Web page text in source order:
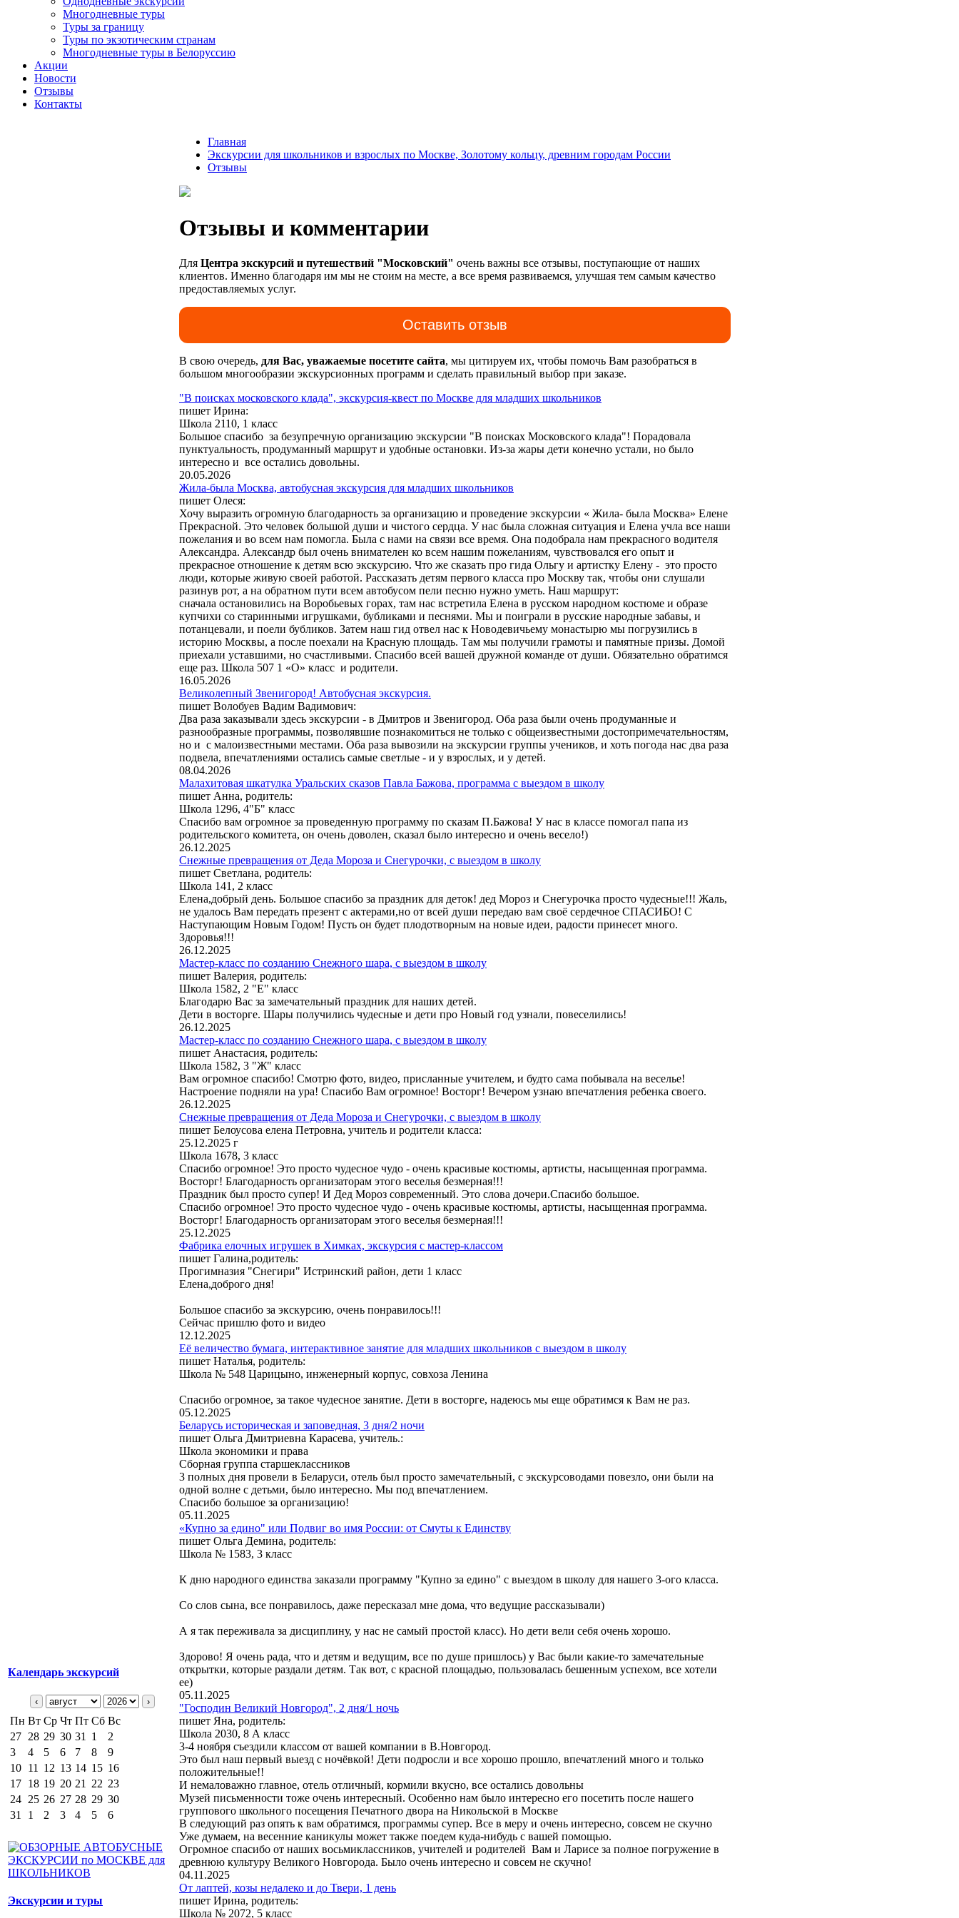
Многодневные туры
Туры за границу
Туры по экзотическим странам
Многодневные туры в Белоруссию
Акции
Новости
Отзывы
Контакты
Календарь экскурсий
‹ ›
Пн Вт Ср Чт Пт Сб Вс
27 28 29 30 31 1
2
3
4 5 6 7 8
9
10 11 12 13 14 15 16
17 18 19 20 21 22 23
24 25 26 27 28 29 30
31
1 2 3 4 5 6
Экскурсии и туры
Главная
Экскурсии для школьников и взрослых по Москве, Золотому кольцу, древним городам России
Отзывы
Отзывы и комментарии
Для Центра экскурсий и путешествий "Московский" очень важны все отзывы, поступающие от наших
клиентов. Именно благодаря им мы не стоим на месте, а все время развиваемся, улучшая тем самым качество
предоставляемых услуг.
Обращаем Ваше внимание, что при заказе экскурсий и оформлении бланков заказа нажатие кнопки
"Отправить" или "Заказать" означаетсогласие на обработку Ваших персональных данных (Федеральный
закон № 152-ФЗ от 27.07.2006 г. «О персональных данных»).Вы даете согласие Центру экскурсий и
путешествий «Московский» на обработку своих персональных данных (ФИО, телефон, e-mail) в целях
обработки своего заказа и связи с вами. Обработка осуществляется в соответствии сПолитикой
конфиденциальности. Согласие может быть отозвано путём направления письменного заявления на адрес
moscentre@yandex.ru.
Оставить отзыв
В свою очередь, для Вас, уважаемые посетите сайта, мы цитируем их, чтобы помочь Вам разобраться в
большом многообразии экскурсионных программ и сделать правильный выбор при заказе.
"В поисках московского клада", экскурсия-квест по Москве для младших школьников
пишет Ирина:
Школа 2110, 1 класс
Большое спасибо за безупречную организацию экскурсии "В поисках Московского клада"! Порадовала
пунктуальность, продуманный маршрут и удобные остановки. Из-за жары дети конечно устали, но было
интересно и все остались довольны.
20.05.2026
Жила-была Москва, автобусная экскурсия для младших школьников
пишет Олеся:
Хочу выразить огромную благодарность за организацию и проведение экскурсии « Жила- была Москва» Елене
Прекрасной. Это человек большой души и чистого сердца. У нас была сложная ситуация и Елена учла все наши
пожелания и во всем нам помогла. Была с нами на связи все время. Она подобрала нам прекрасного водителя
Александра. Александр был очень внимателен ко всем нашим пожеланиям, чувствовался его опыт и
прекрасное отношение к детям всю экскурсию. Что же сказать про гида Ольгу и артистку Елену - это просто
люди, которые живую своей работой. Рассказать детям первого класса про Москву так, чтобы они слушали
разинув рот, а на обратном пути всем автобусом пели песню нужно уметь. Наш маршрут:
сначала остановились на Воробьевых горах, там нас встретила Елена в русском народном костюме и образе
купчихи со старинными игрушками, бубликами и песнями. Мы и поиграли в русские народные забавы, и
потанцевали, и поели бубликов. Затем наш гид отвел нас к Новодевичьему монастырю мы погрузились в
историю Москвы, а после поехали на Красную площадь. Там мы получили грамоты и памятные призы. Домой
приехали уставшими, но счастливыми. Спасибо всей вашей дружной команде от души. Обязательно обратимся
еще раз. Школа 507 1 «О» класс и родители.
16.05.2026
Великолепный Звенигород! Автобусная экскурсия.
пишет Волобуев Вадим Вадимович:
Два раза заказывали здесь экскурсии - в Дмитров и Звенигород. Оба раза были очень продуманные и
разнообразные программы, позволявшие познакомиться не только с общеизвестными достопримечательностям,
но и с малоизвестными местами. Оба раза вывозили на экскурсии группы учеников, и хоть погода нас два раза
подвела, впечатлениями остались самые светлые - и у взрослых, и у детей.
08.04.2026
Малахитовая шкатулка Уральских сказов Павла Бажова, программа с выездом в школу
пишет Анна, родитель:
Школа 1296, 4"Б" класс
Спасибо вам огромное за проведенную программу по сказам П.Бажова! У нас в классе помогал папа из
родительского комитета, он очень доволен, сказал было интересно и очень весело!)
26.12.2025
Снежные превращения от Деда Мороза и Снегурочки, с выездом в школу
пишет Светлана, родитель:
Школа 141, 2 класс
Елена,добрый день. Большое спасибо за праздник для деток! дед Мороз и Снегурочка просто чудесные!!! Жаль,
не удалось Вам передать презент с актерами,но от всей души передаю вам своё сердечное СПАСИБО! С
Наступающим Новым Годом! Пусть он будет плодотворным на новые идеи, радости принесет много.
Здоровья!!!
26.12.2025
Мастер-класс по созданию Снежного шара, с выездом в школу
пишет Валерия, родитель:
Школа 1582, 2 "Е" класс
Благодарю Вас за замечательный праздник для наших детей.
Дети в восторге. Шары получились чудесные и дети про Новый год узнали, повеселились!
26.12.2025
Мастер-класс по созданию Снежного шара, с выездом в школу
пишет Анастасия, родитель:
Школа 1582, 3 "Ж" класс
Вам огромное спасибо! Смотрю фото, видео, присланные учителем, и будто сама побывала на веселье!
Настроение подняли на ура! Спасибо Вам огромное! Восторг! Вечером узнаю впечатления ребенка своего.
26.12.2025
Снежные превращения от Деда Мороза и Снегурочки, с выездом в школу
пишет Белоусова елена Петровна, учитель и родители класса:
25.12.2025 г
Школа 1678, 3 класс
Спасибо огромное! Это просто чудесное чудо - очень красивые костюмы, артисты, насыщенная программа.
Восторг! Благодарность организаторам этого веселья безмерная!!!
Праздник был просто супер! И Дед Мороз современный. Это слова дочери.Спасибо большое.
Спасибо огромное! Это просто чудесное чудо - очень красивые костюмы, артисты, насыщенная программа.
Восторг! Благодарность организаторам этого веселья безмерная!!!
25.12.2025
Фабрика елочных игрушек в Химках, экскурсия с мастер-классом
пишет Галина,родитель:
Прогимназия "Снегири" Истринский район, дети 1 класс
Елена,доброго дня!
Большое спасибо за экскурсию, очень понравилось!!!
Сейчас пришлю фото и видео
12.12.2025
Её величество бумага, интерактивное занятие для младших школьников с выездом в школу
пишет Наталья, родитель:
Школа № 548 Царицыно, инженерный корпус, совхоза Ленина
Спасибо огромное, за такое чудесное занятие. Дети в восторге, надеюсь мы еще обратимся к Вам не раз.
05.12.2025
Беларусь историческая и заповедная, 3 дня/2 ночи
пишет Ольга Дмитриевна Карасева, учитель.:
Школа экономики и права
Сборная группа старшеклассников
3 полных дня провели в Беларуси, отель был просто замечательный, с экскурсоводами повезло, они были на
одной волне с детьми, было интересно. Мы под впечатлением.
Спасибо большое за организацию!
05.11.2025
«Купно за едино" или Подвиг во имя России: от Смуты к Единству
пишет Ольга Демина, родитель:
Школа № 1583, 3 класс
К дню народного единства заказали программу "Купно за едино" с выездом в школу для нашего 3-ого класса.
Со слов сына, все понравилось, даже пересказал мне дома, что ведущие рассказывали)
А я так переживала за дисциплину, у нас не самый простой класс). Но дети вели себя очень хорошо.
Здорово! Я очень рада, что и детям и ведущим, все по душе пришлось) у Вас были какие-то замечательные
открытки, которые раздали детям. Так вот, с красной площадью, пользовалась бешенным успехом, все хотели
ее)
05.11.2025
"Господин Великий Новгород", 2 дня/1 ночь
пишет Яна, родитель:
Школа 2030, 8 А класс
3-4 ноября съездили классом от вашей компании в В.Новгород.
Это был наш первый выезд с ночёвкой! Дети подросли и все хорошо прошло, впечатлений много и только
положительные!!
И немаловажно главное, отель отличный, кормили вкусно, все остались довольны
Музей письменности тоже очень интересный. Особенно нам было интересно его посетить после нашего
группового школьного посещения Печатного двора на Никольской в Москве
В следующий раз опять к вам обратимся, программы супер. Все в меру и очень интересно, совсем не скучно
Уже думаем, на весенние каникулы может также поедем куда-нибудь с вашей помощью.
Огромное спасибо от наших восьмиклассников, учителей и родителей Вам и Ларисе за полное погружение в
древнюю культуру Великого Новгорода. Было очень интересно и совсем не скучно!
04.11.2025
От лаптей, козы недалеко и до Твери, 1 день
пишет Ирина, родитель:
Школа № 2072, 5 класс